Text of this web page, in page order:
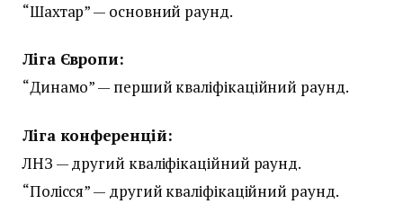
“Шахтар” — основний раунд.
Ліга Європи:
“Динамо” — перший кваліфікаційний раунд.
Ліга конференцій:
ЛНЗ — другий кваліфікаційний раунд.
“Полісся” — другий кваліфікаційний раунд.